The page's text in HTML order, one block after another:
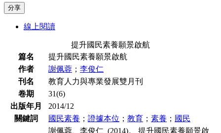
分享
線上閱讀
提升國民素養願景啟航
篇名
提升國民素養願景啟航
作者
謝佩蓉 ； 李俊仁
刊名
教育人力與專業發展雙月刊
卷期
31(6)
出版年月
2014/12
關鍵詞
國民素養 ； 證據本位 ； 教育 ； 素養 ； 國民
謝佩蓉、李俊仁 (2014)。 提升國民素養願景啟